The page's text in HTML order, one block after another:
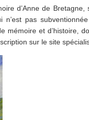
d’Anne de
n’est pas
mémoire et d’histoire,
sur le site